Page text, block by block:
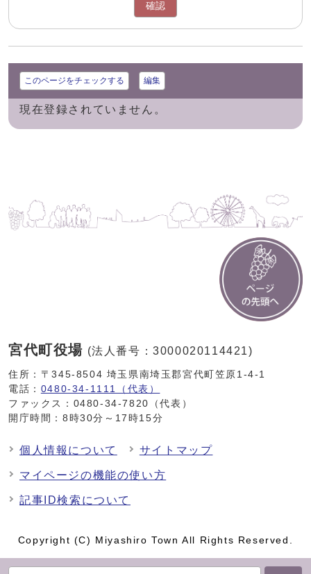
確認
このページをチェックする 編集
現在登録されていません。
宮代町役場 (法人番号：3000020114421)
住所：〒345-8504 埼玉県南埼玉郡宮代町笠原1-4-1
電話： 0480-34-1111（代表）
ファックス：0480-34-7820（代表）
開庁時間：8時30分～17時15分
個人情報について サイトマップ
マイページの機能の使い方
記事ID検索について
Copyright (C) Miyashiro Town All Rights Reserved.